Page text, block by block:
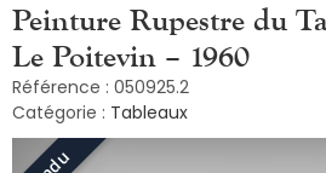
Peinture Rupestre du
Le Poitevin – 1960
Référence : 050925.2
Catégorie : Tableaux